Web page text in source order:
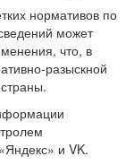
нормативов по
может
что, в
разыскной
и VK.